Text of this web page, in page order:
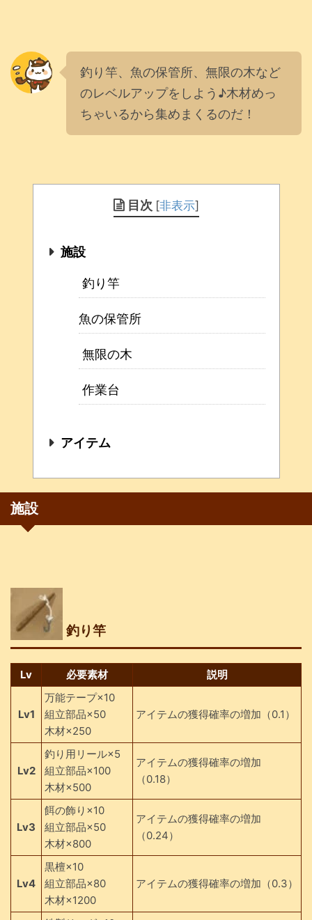
釣り竿、魚の保管所、無限の木など
のレベルアップをしよう♪木材めっ
ちゃいるから集めまくるのだ！
目次 [非表示]
施設
釣り竿
魚の保管所
無限の木
作業台
アイテム
施設
釣り竿
Lv 必要素材 説明
Lv1
万能テープ×10
組立部品×50
木材×250
アイテムの獲得確率の増加（0.1）
Lv2
釣り用リール×5
組立部品×100
木材×500
アイテムの獲得確率の増加
（0.18）
Lv3
餌の飾り×10
組立部品×50
木材×800
アイテムの獲得確率の増加
（0.24）
Lv4
黒檀×10
組立部品×80
木材×1200
アイテムの獲得確率の増加（0.3）